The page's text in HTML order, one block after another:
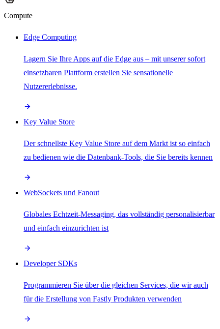
Compute
Edge Computing
Lagern Sie Ihre Apps auf die Edge aus – mit unserer sofort
einsetzbaren Plattform erstellen Sie sensationelle
Nutzererlebnisse.
Key Value Store
Der schnellste Key Value Store auf dem Markt ist so einfach
zu bedienen wie die Datenbank-Tools, die Sie bereits kennen
WebSockets und Fanout
Globales Echtzeit-Messaging, das vollständig personalisierbar
und einfach einzurichten ist
Developer SDKs
Programmieren Sie über die gleichen Services, die wir auch
für die Erstellung von Fastly Produkten verwenden